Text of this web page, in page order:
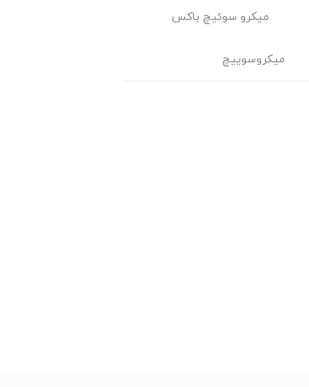
میکرو سوئیچ باکس
میکروسوییچ